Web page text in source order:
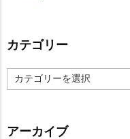
カテゴリー
テ
ー
アーカイブ